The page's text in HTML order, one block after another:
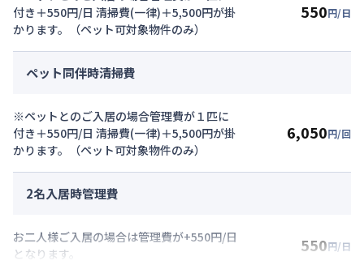
付き＋550円/日 清掃費(一律)＋5,500円が掛
かります。（ペット可対象物件のみ）
550円/日
ペット同伴時清掃費
※ペットとのご入居の場合管理費が１匹に
付き＋550円/日 清掃費(一律)＋5,500円が掛
かります。（ペット可対象物件のみ）
6,050円/回
2名入居時管理費
お二人様ご入居の場合は管理費が+550円/日
となります。
550円/日